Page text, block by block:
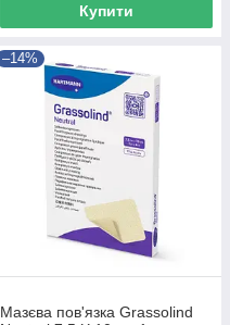
Купити
–14%
Мазєва пов'язка Grassolind